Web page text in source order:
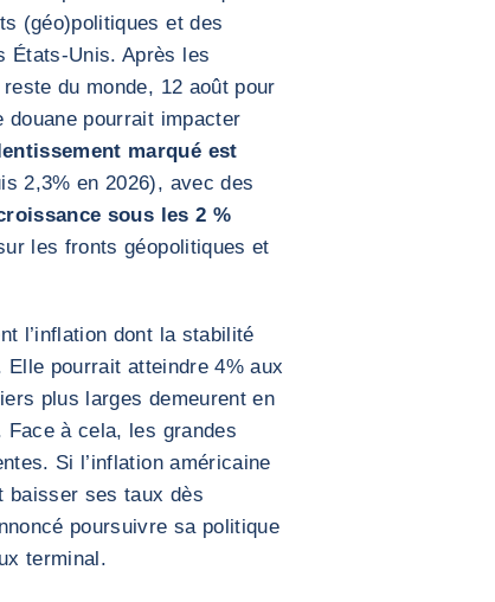
(géo)politiques et des
États-Unis. Après les
du monde, 12 août pour
pourrait impacter
marqué est
2,3% en 2026), avec des
sous les 2 %
les fronts géopolitiques et
l’inflation dont la stabilité
pourrait atteindre 4% aux
plus larges demeurent en
Face à cela, les grandes
Si l’inflation américaine
baisser ses taux dès
poursuivre sa politique
terminal.